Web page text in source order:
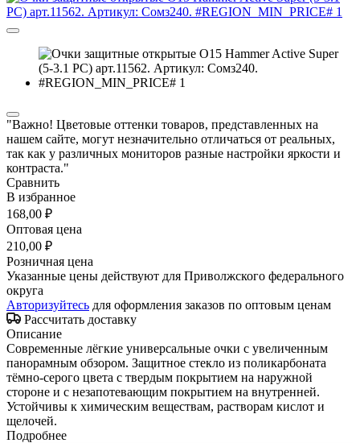
"Важно! Цветовые оттенки товаров, представленных на
нашем сайте, могут незначительно отличаться от реальных,
так как у различных мониторов разные настройки яркости и
контраста."
Сравнить
В избранное
168,00 ₽
Оптовая цена
210,00 ₽
Розничная цена
Указанные цены действуют для Приволжского федерального
округа
Авторизуйтесь для оформления заказов по оптовым ценам
Рассчитать доставку
Описание
Современные лёгкие универсальные очки с увеличенным
панорамным обзором. Защитное стекло из поликарбоната
тёмно-серого цвета с твердым покрытием на наружной
стороне и с незапотевающим покрытием на внутренней.
Устойчивы к химическим веществам, растворам кислот и
щелочей.
Подробнее